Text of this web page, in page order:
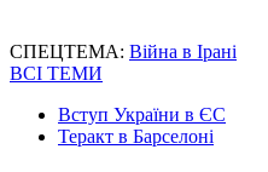
СПЕЦТЕМА: Війна в Ірані
ВСІ ТЕМИ
Вступ України в ЄС
Теракт в Барселоні